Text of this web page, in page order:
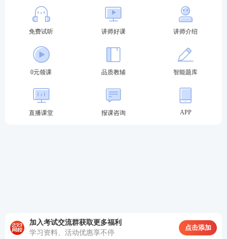
免费试听 讲师好课 讲师介绍
0元领课 品质教辅 智能题库
直播课堂 报课咨询 APP
加入考试交流群获取更多福利
学习资料、活动优惠享不停
点击添加